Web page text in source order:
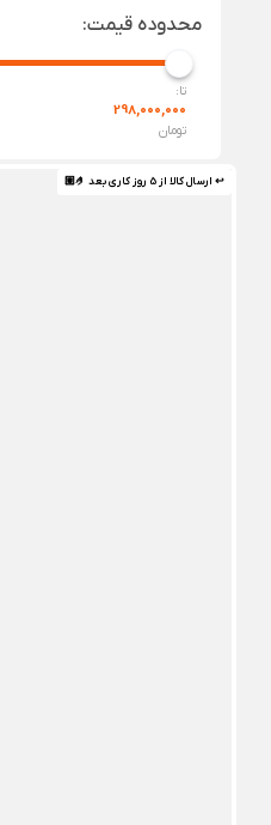
محدوده قیمت:
تا:
298,000,000
تومان
↩ ارسال کالا از 5 روز کاری بعد 🤌🏼